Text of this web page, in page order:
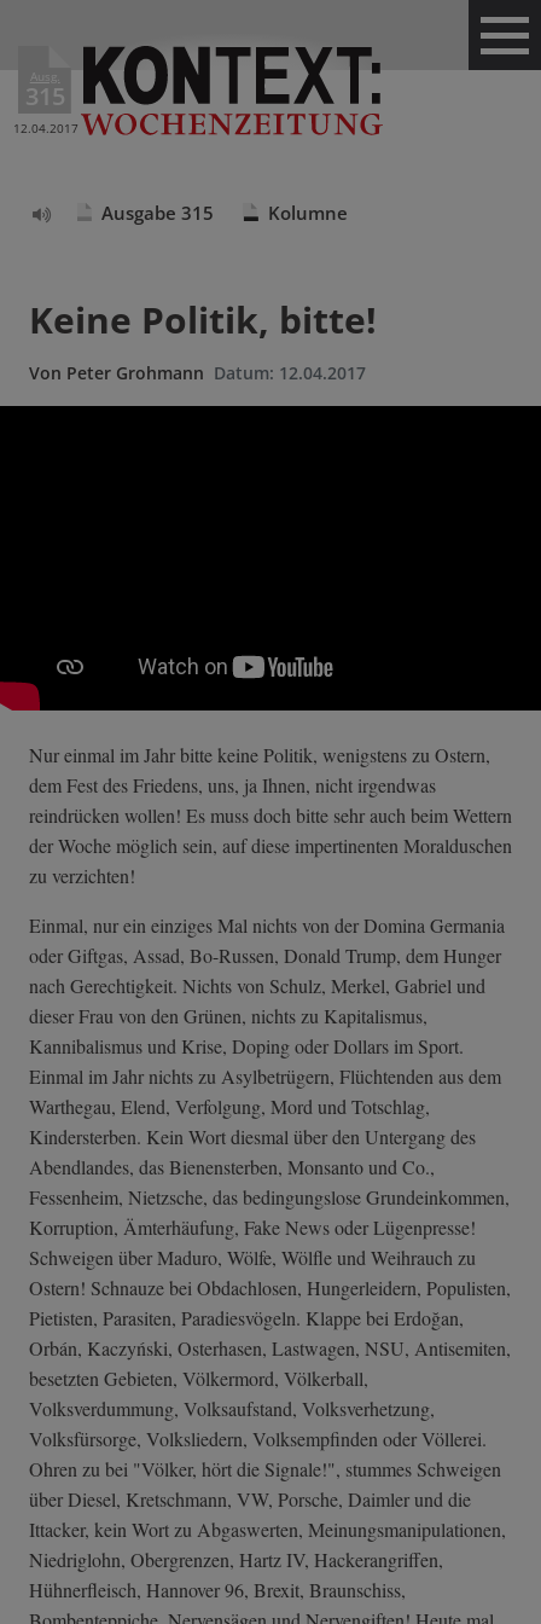
Ausg.
315
12.04.2017
Ausgabe 315 Kolumne
Keine Politik, bitte!
Von Peter Grohmann Datum: 12.04.2017
Nur einmal im Jahr bitte keine Politik, wenigstens zu Ostern,
dem Fest des Friedens, uns, ja Ihnen, nicht irgendwas
reindrücken wollen! Es muss doch bitte sehr auch beim Wettern
der Woche möglich sein, auf diese impertinenten Moralduschen
zu verzichten!
Einmal, nur ein einziges Mal nichts von der Domina Germania
oder Giftgas, Assad, Bo-Russen, Donald Trump, dem Hunger
nach Gerechtigkeit. Nichts von Schulz, Merkel, Gabriel und
dieser Frau von den Grünen, nichts zu Kapitalismus,
Kannibalismus und Krise, Doping oder Dollars im Sport.
Einmal im Jahr nichts zu Asylbetrügern, Flüchtenden aus dem
Warthegau, Elend, Verfolgung, Mord und Totschlag,
Kindersterben. Kein Wort diesmal über den Untergang des
Abendlandes, das Bienensterben, Monsanto und Co.,
Fessenheim, Nietzsche, das bedingungslose Grundeinkommen,
Korruption, Ämterhäufung, Fake News oder Lügenpresse!
Schweigen über Maduro, Wölfe, Wölfle und Weihrauch zu
Ostern! Schnauze bei Obdachlosen, Hungerleidern, Populisten,
Pietisten, Parasiten, Paradiesvögeln. Klappe bei Erdoğan,
Orbán, Kaczyński, Osterhasen, Lastwagen, NSU, Antisemiten,
besetzten Gebieten, Völkermord, Völkerball,
Volksverdummung, Volksaufstand, Volksverhetzung,
Volksfürsorge, Volksliedern, Volksempfinden oder Völlerei.
Ohren zu bei "Völker, hört die Signale!", stummes Schweigen
über Diesel, Kretschmann, VW, Porsche, Daimler und die
Ittacker, kein Wort zu Abgaswerten, Meinungsmanipulationen,
Niedriglohn, Obergrenzen, Hartz IV, Hackerangriffen,
Hühnerfleisch, Hannover 96, Brexit, Braunschiss,